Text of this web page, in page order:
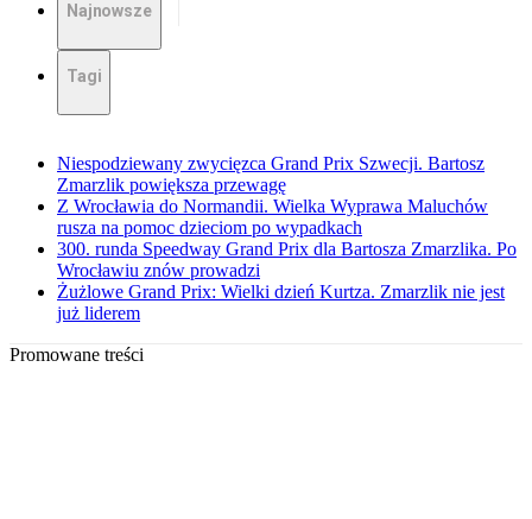
Najnowsze
Tagi
Niespodziewany zwycięzca Grand Prix Szwecji. Bartosz
Zmarzlik powiększa przewagę
Z Wrocławia do Normandii. Wielka Wyprawa Maluchów
rusza na pomoc dzieciom po wypadkach
300. runda Speedway Grand Prix dla Bartosza Zmarzlika. Po
Wrocławiu znów prowadzi
Żużlowe Grand Prix: Wielki dzień Kurtza. Zmarzlik nie jest
już liderem
Promowane treści